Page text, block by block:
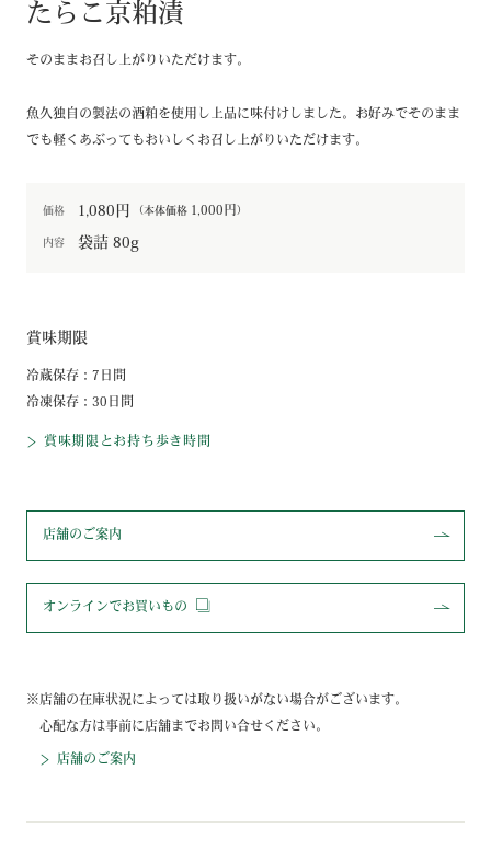
たらこ京粕漬
そのままお召し上がりいただけます。
魚久独自の製法の酒粕を使用し上品に味付けしました。お好みでそのまま
でも軽くあぶってもおいしくお召し上がりいただけます。
価格 1,080円 （本体価格 1,000円 ）
内容 袋詰 80g
賞味期限
冷蔵保存：7日間
冷凍保存：30日間
賞味期限とお持ち歩き時間
店舗のご案内
オンラインでお買いもの
店舗の在庫状況によっては取り扱いがない場合がございます。
心配な方は事前に店舗までお問い合せください。
店舗のご案内